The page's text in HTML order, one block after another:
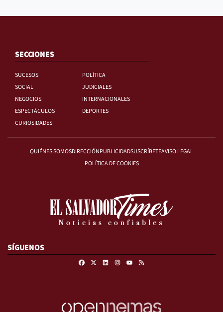
SECCIONES
SUCESOS
POLÍTICA
SOCIAL
JUDICIALES
NEGOCIOS
INTERNACIONALES
ESPECTÁCULOS
DEPORTES
CURIOSIDADES
QUIÉNES SOMOSDIRECCIÓNPUBLICIDADSUSCRÍBETEAVISO LEGAL
POLÍTICA DE COOKIES
SÍGUENOS
FacebookLinkedinInstagram